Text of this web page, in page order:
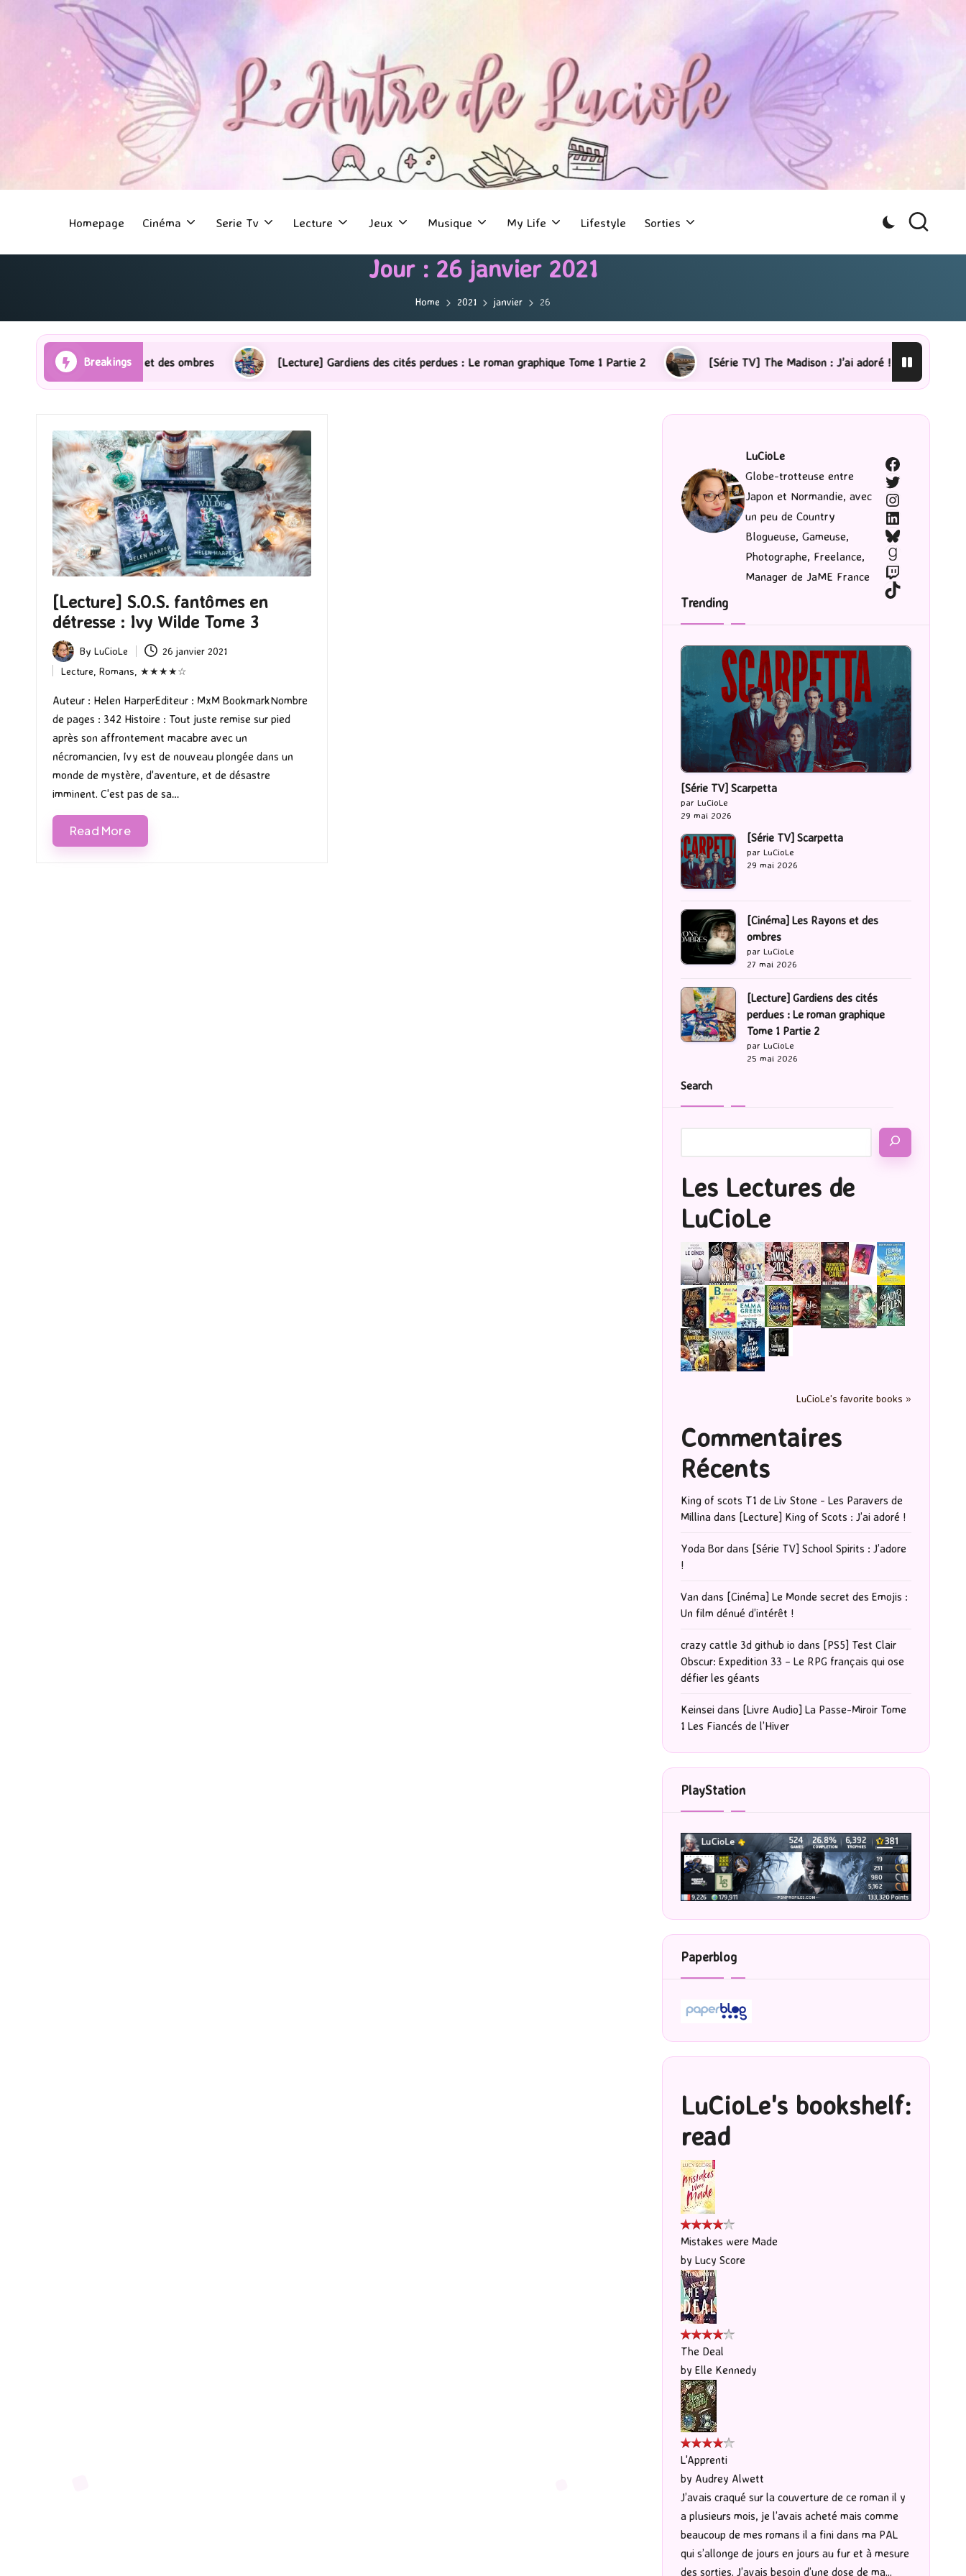
Homepage Cinéma Serie Tv Lecture Jeux Musique My Life Lifestyle Sorties
Jour : 26 janvier 2021
Home 2021 janvier 26
Breakings
Rayons et des ombres [Lecture] Gardiens des cités perdues : Le roman graphique Tome 1 Partie 2 [Série TV] The Madison : J’ai adoré ! [Lecture] La
[Lecture] S.O.S. fantômes en
détresse : Ivy Wilde Tome 3
Posted
by
By LuCioLe 26 janvier 2021
Posted
in
Lecture Romans ★★★★☆
Auteur : Helen HarperEditeur : MxM BookmarkNombre
de pages : 342 Histoire : Tout juste remise sur pied
après son affrontement macabre avec un
nécromancien, Ivy est de nouveau plongée dans un
monde de mystère, d'aventure, et de désastre
imminent. C'est pas de sa…
Read More
LuCioLe
Globe-trotteuse entre
Japon et Normandie, avec
un peu de Country
Blogueuse, Gameuse,
Photographe, Freelance,
Manager de JaME France
Facebook
Twitter
Instagram
LinkedIn
Bluesky
Goodreads
Twitch
TikTok
Trending
[Série TV] Scarpetta
par LuCioLe
29 mai 2026
[Série TV] Scarpetta
par LuCioLe
29 mai 2026
[Cinéma] Les Rayons et des
ombres
par LuCioLe
27 mai 2026
[Lecture] Gardiens des cités
perdues : Le roman graphique
Tome 1 Partie 2
par LuCioLe
25 mai 2026
Search
Les Lectures de
LuCioLe
LuCioLe's favorite books »
Commentaires
Récents
King of scots T1 de Liv Stone - Les Paravers de
Millinadans [Lecture] King of Scots : J’ai adoré !
Yoda Bordans [Série TV] School Spirits : J’adore
!
Van dans [Cinéma] Le Monde secret des Emojis :
Un film dénué d’intérêt !
crazy cattle 3d github io dans [PS5] Test Clair
Obscur: Expedition 33 – Le RPG français qui ose
défier les géants
Keinseidans [Livre Audio] La Passe-Miroir Tome
1 Les Fiancés de l’Hiver
PlayStation
Paperblog
LuCioLe's bookshelf:
read
Mistakes were Made
by Lucy Score
The Deal
by Elle Kennedy
L'Apprenti
by Audrey Alwett
J’avais craqué sur la couverture de ce roman il y
a plusieurs mois, je l’avais acheté mais comme
beaucoup de mes romans il a fini dans ma PAL
qui s’allonge de jours en jours au fur et à mesure
des sorties. J’avais besoin d’une dose de ma...